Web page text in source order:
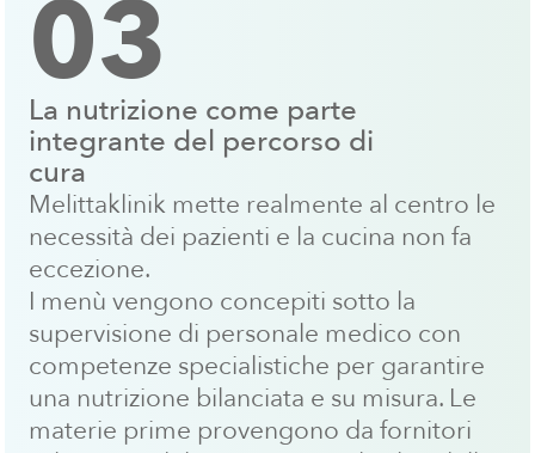
03
La nutrizione come parte
integrante del percorso di
cura
Melittaklinik mette realmente al centro le
necessità dei pazienti e la cucina non fa
eccezione.
I menù vengono concepiti sotto la
supervisione di personale medico con
competenze specialistiche per garantire
una nutrizione bilanciata e su misura. Le
materie prime provengono da fornitori